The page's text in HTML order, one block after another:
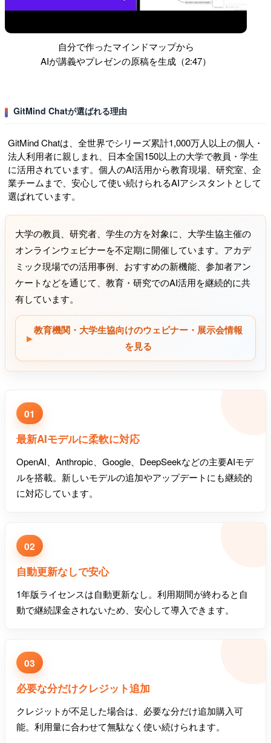
自分で作ったマインドマップから
AIが講義やプレゼンの原稿を生成（2:47）
GitMind Chatが選ばれる理由
GitMind Chatは、全世界でシリーズ累計1,000万人以上の個人・
法人利用者に親しまれ、日本全国150以上の大学で教員・学生
に活用されています。個人のAI活用から教育現場、研究室、企
業チームまで、安心して使い続けられるAIアシスタントとして
選ばれています。
大学の教員、研究者、学生の方を対象に、大学生協主催の
オンラインウェビナーを不定期に開催しています。アカデ
ミック現場での活用事例、おすすめの新機能、参加者アン
ケートなどを通じて、教育・研究でのAI活用を継続的に共
有しています。
教育機関・大学生協向けのウェビナー・展示会情報
を見る
01
最新AIモデルに柔軟に対応
OpenAI、Anthropic、Google、DeepSeekなどの主要AIモデ
ルを搭載。新しいモデルの追加やアップデートにも継続的
に対応しています。
02
自動更新なしで安心
1年版ライセンスは自動更新なし。利用期間が終わると自
動で継続課金されないため、安心して導入できます。
03
必要な分だけクレジット追加
クレジットが不足した場合は、必要な分だけ追加購入可
能。利用量に合わせて無駄なく使い続けられます。